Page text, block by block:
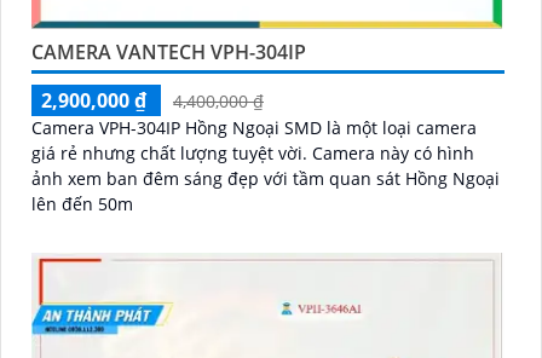
CAMERA VANTECH VPH-304IP
2,900,000 ₫
4,400,000 ₫
Camera VPH-304IP Hồng Ngoại SMD là một loại camera
giá rẻ nhưng chất lượng tuyệt vời. Camera này có hình
ảnh xem ban đêm sáng đẹp với tầm quan sát Hồng Ngoại
lên đến 50m